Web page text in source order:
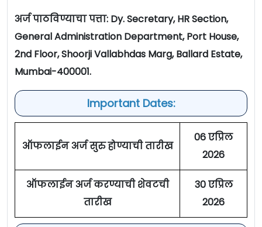
अर्ज पाठविण्याचा पत्ता: Dy. Secretary, HR Section,
General Administration Department, Port House,
2nd Floor, Shoorji Vallabhdas Marg, Ballard Estate,
Mumbai-400001.
Important Dates:
ऑफलाईन अर्ज सुरु होण्याची तारीख
06 एप्रिल
2026
ऑफलाईन अर्ज करण्याची शेवटची
तारीख
30 एप्रिल
2026